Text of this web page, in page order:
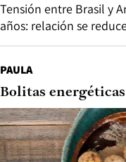
Tensión entre Brasil y
años: relación se
PAULA
Bolitas